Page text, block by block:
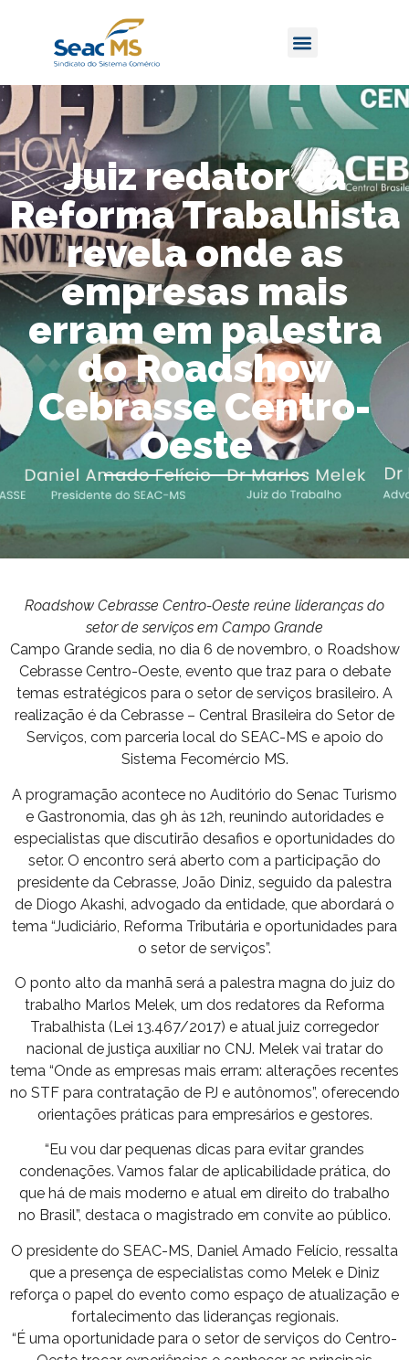
Juiz redator da
Reforma Trabalhista
revela onde as
empresas mais
erram em palestra
do Roadshow
Cebrasse Centro-
Oeste
Roadshow Cebrasse Centro-Oeste reúne lideranças do
setor de serviços em Campo Grande
Campo Grande sedia, no dia 6 de novembro, o Roadshow
Cebrasse Centro-Oeste, evento que traz para o debate
temas estratégicos para o setor de serviços brasileiro. A
realização é da Cebrasse – Central Brasileira do Setor de
Serviços, com parceria local do SEAC-MS e apoio do
Sistema Fecomércio MS.
A programação acontece no Auditório do Senac Turismo
e Gastronomia, das 9h às 12h, reunindo autoridades e
especialistas que discutirão desafios e oportunidades do
setor. O encontro será aberto com a participação do
presidente da Cebrasse, João Diniz, seguido da palestra
de Diogo Akashi, advogado da entidade, que abordará o
tema “Judiciário, Reforma Tributária e oportunidades para
o setor de serviços”.
O ponto alto da manhã será a palestra magna do juiz do
trabalho Marlos Melek, um dos redatores da Reforma
Trabalhista (Lei 13.467/2017) e atual juiz corregedor
nacional de justiça auxiliar no CNJ. Melek vai tratar do
tema “Onde as empresas mais erram: alterações recentes
no STF para contratação de PJ e autônomos”, oferecendo
orientações práticas para empresários e gestores.
“Eu vou dar pequenas dicas para evitar grandes
condenações. Vamos falar de aplicabilidade prática, do
que há de mais moderno e atual em direito do trabalho
no Brasil”, destaca o magistrado em convite ao público.
O presidente do SEAC-MS, Daniel Amado Felício, ressalta
que a presença de especialistas como Melek e Diniz
reforça o papel do evento como espaço de atualização e
fortalecimento das lideranças regionais.
“É uma oportunidade para o setor de serviços do Centro-